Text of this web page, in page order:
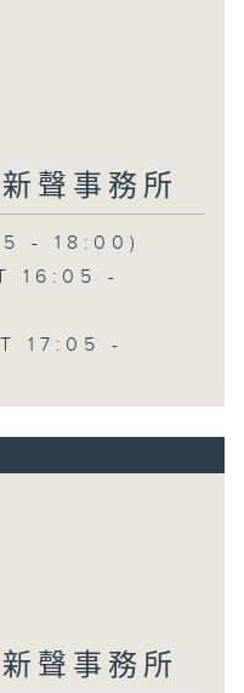
聲事務所
- 18:00)
16:05 -
17:05 -
聲事務所